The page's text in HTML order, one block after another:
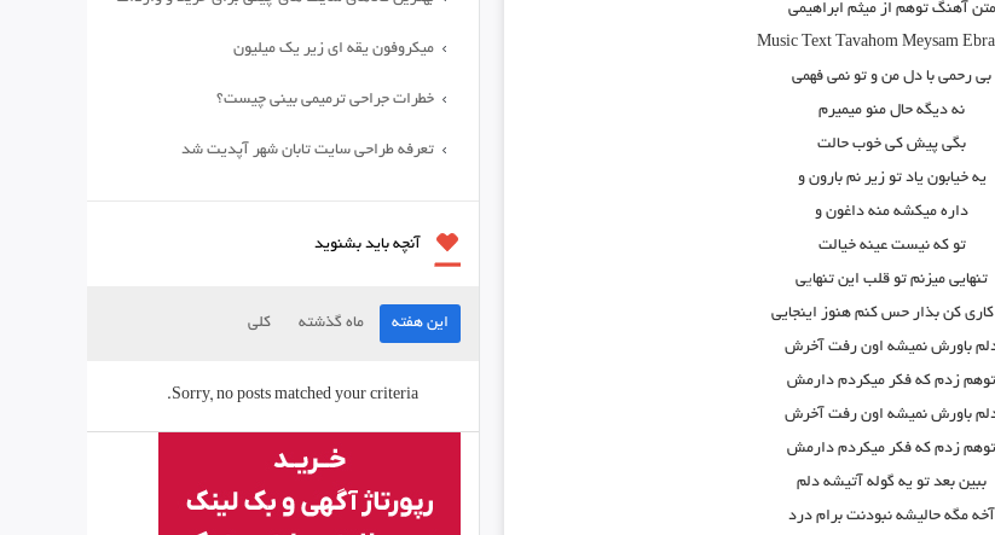
متن آهنگ توهم از میثم ابراهیمی
Music Text Tavahom Meysam
بی رحمی با دل من و تو نمی فهمی
نه دیگه حال منو میمیرم
بگی پیش کی خوب حالت
یه خیابون یاد تو زیر نم بارون و
داره میکشه منه داغون و
تو که نیست عینه خیالت
تنهایی میزنم تو قلب این تنهایی
کن بذار حس کنم هنوز اینجایی
باورش نمیشه اون رفت آخرش
توهم زدم که فکر میکردم دارمش
باورش نمیشه اون رفت آخرش
توهم زدم که فکر میکردم دارمش
ببین بعد تو یه گوله آتیشه دلم
آخه مگه حالیشه نبودنت برام درد
میکروفون یقه ای زیر یک میلیون
خطرات جراحی ترمیمی بینی چیست؟
تعرفه طراحی سایت تابان شهر آپدیت شد
آنچه باید بشنوید
این هفته ماه گذشته کلی
Sorry, no posts matched your criteria.